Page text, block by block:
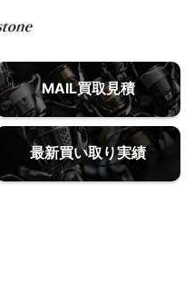
MAIL買取見積
最新買い取り実績